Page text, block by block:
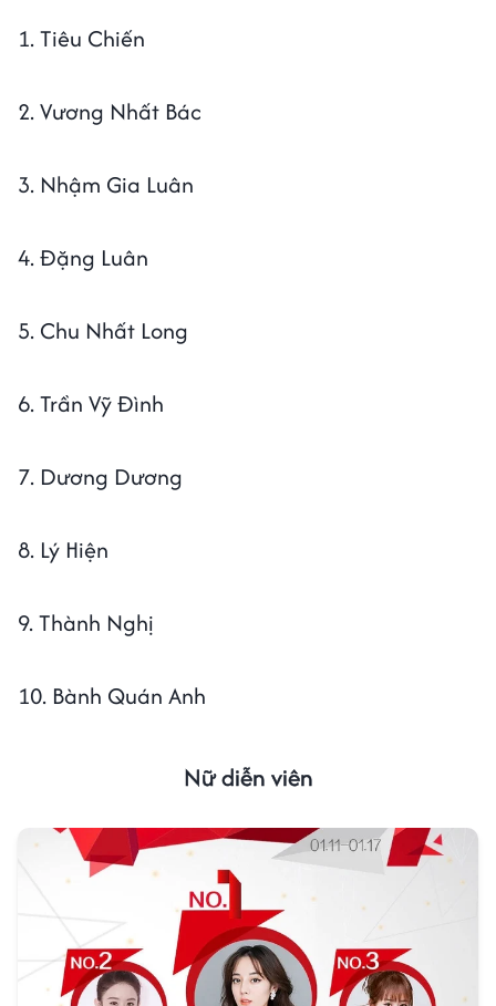
1. Tiêu Chiến
2. Vương Nhất Bác
3. Nhậm Gia Luân
4. Đặng Luân
5. Chu Nhất Long
6. Trần Vỹ Đình
7. Dương Dương
8. Lý Hiện
9. Thành Nghị
10. Bành Quán Anh
Nữ diễn viên